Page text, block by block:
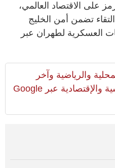
على الاقتصاد العالمي،
تضمن أمن الخليج
العسكرية لطهران عبر
والرياضية وآخر
المستجدات السياسية والإقتصادية عبر Google